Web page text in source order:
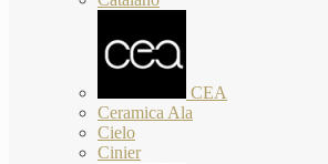
CEA
Ceramica Ala
Cielo
Cinier